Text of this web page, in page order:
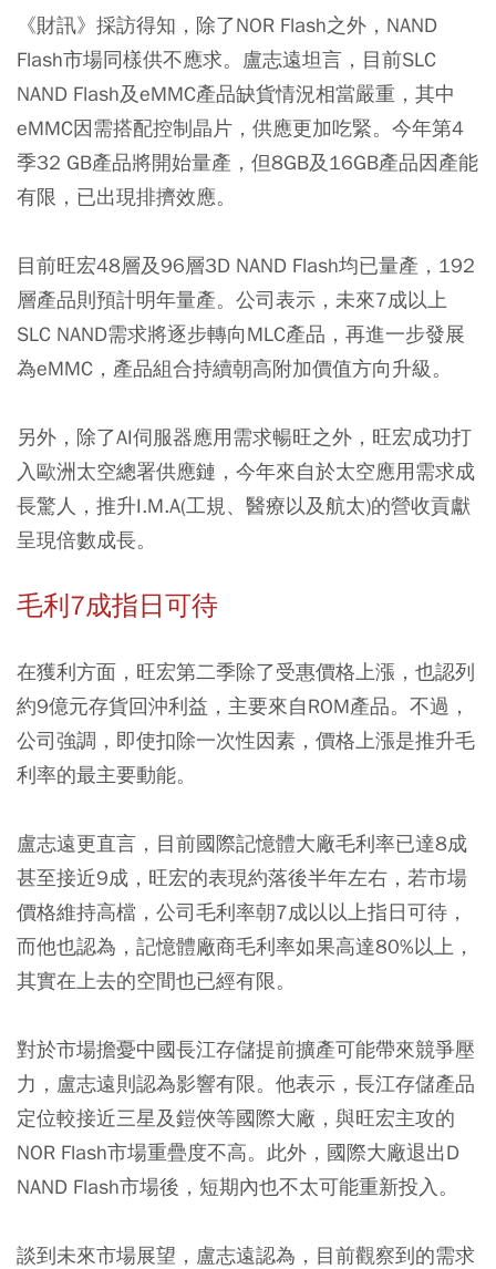
《財訊》採訪得知，除了NOR Flash之外，NAND
Flash市場同樣供不應求。盧志遠坦言，目前SLC
NAND Flash及eMMC產品缺貨情況相當嚴重，其中
eMMC因需搭配控制晶片，供應更加吃緊。今年第4
季32 GB產品將開始量產，但8GB及16GB產品因產能
有限，已出現排擠效應。
目前旺宏48層及96層3D NAND Flash均已量產，192
層產品則預計明年量產。公司表示，未來7成以上
SLC NAND需求將逐步轉向MLC產品，再進一步發展
為eMMC，產品組合持續朝高附加價值方向升級。
另外，除了AI伺服器應用需求暢旺之外，旺宏成功打
入歐洲太空總署供應鏈，今年來自於太空應用需求成
長驚人，推升I.M.A(工規、醫療以及航太)的營收貢獻
呈現倍數成長。
毛利7成指日可待
在獲利方面，旺宏第二季除了受惠價格上漲，也認列
約9億元存貨回沖利益，主要來自ROM產品。不過，
公司強調，即使扣除一次性因素，價格上漲是推升毛
利率的最主要動能。
盧志遠更直言，目前國際記憶體大廠毛利率已達8成
甚至接近9成，旺宏的表現約落後半年左右，若市場
價格維持高檔，公司毛利率朝7成以以上指日可待，
而他也認為，記憶體廠商毛利率如果高達80%以上，
其實在上去的空間也已經有限。
對於市場擔憂中國長江存儲提前擴產可能帶來競爭壓
力，盧志遠則認為影響有限。他表示，長江存儲產品
定位較接近三星及鎧俠等國際大廠，與旺宏主攻的
NOR Flash市場重疊度不高。此外，國際大廠退出D
NAND Flash市場後，短期內也不太可能重新投入。
談到未來市場展望，盧志遠認為，目前觀察到的需求